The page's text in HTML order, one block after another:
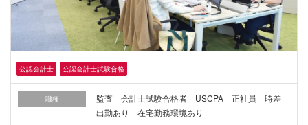
公認会計士 公認会計士試験合格
職種
監査 会計士試験合格者 USCPA 正社員 時差
出勤あり 在宅勤務環境あり